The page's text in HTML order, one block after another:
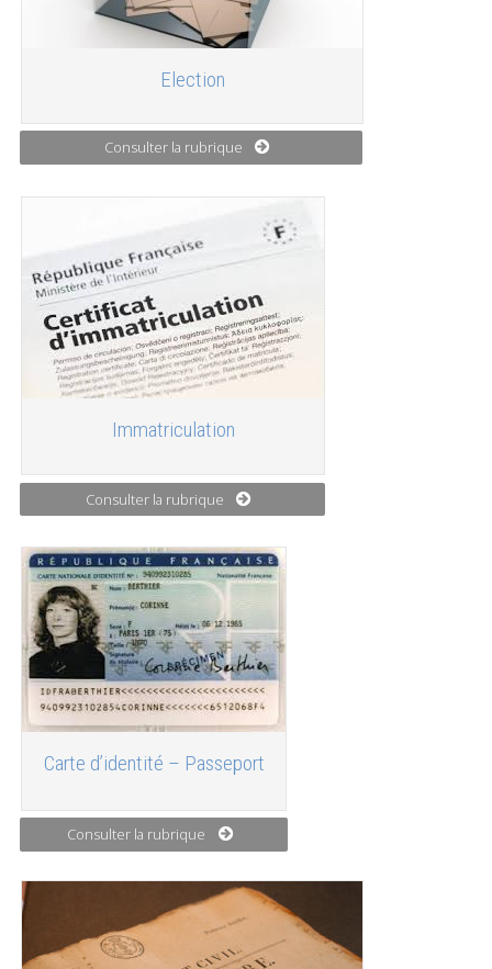
Election
Consulter la rubrique
Immatriculation
Consulter la rubrique
Carte d’identité – Passeport
Consulter la rubrique